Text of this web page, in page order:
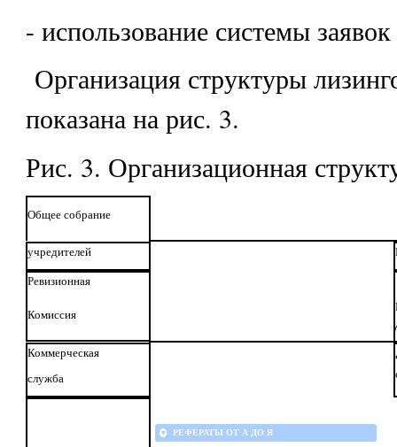
- использование системы
Организация структуры
показана на рис. 3.
Рис. 3. Организационная
Общее собрание
учредителей
Ревизионная
Комиссия
Коммерческая
служба
РЕФЕРАТЫ ОТ А ДО Я